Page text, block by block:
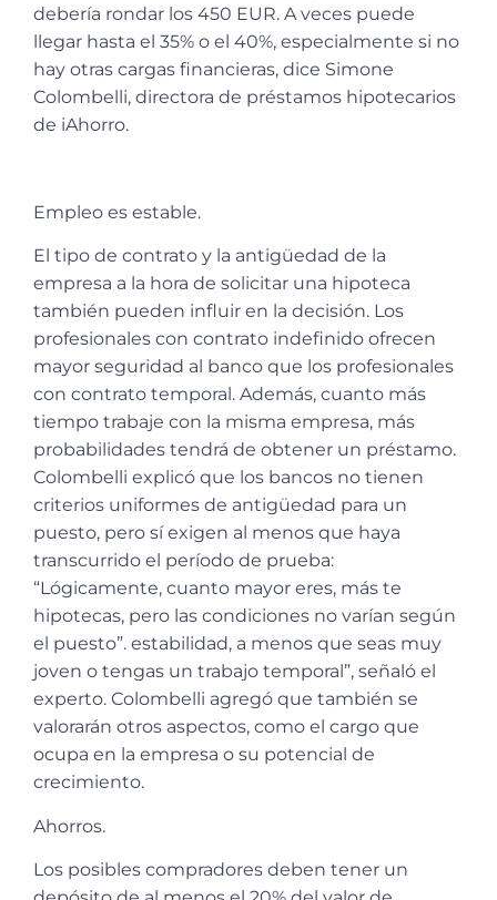
debería rondar los 450 EUR. A veces puede
llegar hasta el 35% o el 40%, especialmente si no
hay otras cargas financieras, dice Simone
Colombelli, directora de préstamos hipotecarios
de iAhorro.
Empleo es estable.
El tipo de contrato y la antigüedad de la
empresa a la hora de solicitar una hipoteca
también pueden influir en la decisión. Los
profesionales con contrato indefinido ofrecen
mayor seguridad al banco que los profesionales
con contrato temporal. Además, cuanto más
tiempo trabaje con la misma empresa, más
probabilidades tendrá de obtener un préstamo.
Colombelli explicó que los bancos no tienen
criterios uniformes de antigüedad para un
puesto, pero sí exigen al menos que haya
transcurrido el período de prueba:
“Lógicamente, cuanto mayor eres, más te
hipotecas, pero las condiciones no varían según
el puesto”. estabilidad, a menos que seas muy
joven o tengas un trabajo temporal”, señaló el
experto. Colombelli agregó que también se
valorarán otros aspectos, como el cargo que
ocupa en la empresa o su potencial de
crecimiento.
Ahorros.
Los posibles compradores deben tener un